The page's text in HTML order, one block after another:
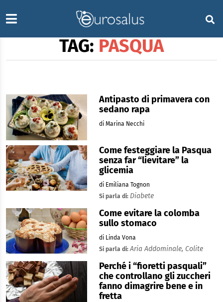
TAG: PASQUA
Antipasto di primavera con
sedano rapa
di Marina Necchi
Come festeggiare la Pasqua
senza far “lievitare” la
glicemia
di Emiliana Tognon
Si parla di: Diabete
Come evitare la colomba
sullo stomaco
di Linda Vona
Si parla di:Aria Addominale, Colite
Perché i “fioretti pasquali”
che controllano gli zuccheri
fanno dimagrire bene e in
fretta